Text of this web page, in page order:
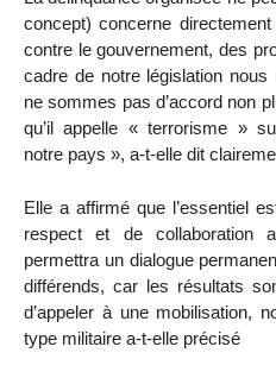
concept) concerne
contre le gouvernement, des
cadre de notre législation nous
ne sommes pas d’accord non
qu’il appelle « terrorisme »
notre pays », a-t-elle dit
Elle a affirmé que l’essentiel
respect et de collaboration
permettra un dialogue
différends, car les résultats
d’appeler à une mobilisation,
type militaire a-t-elle précisé